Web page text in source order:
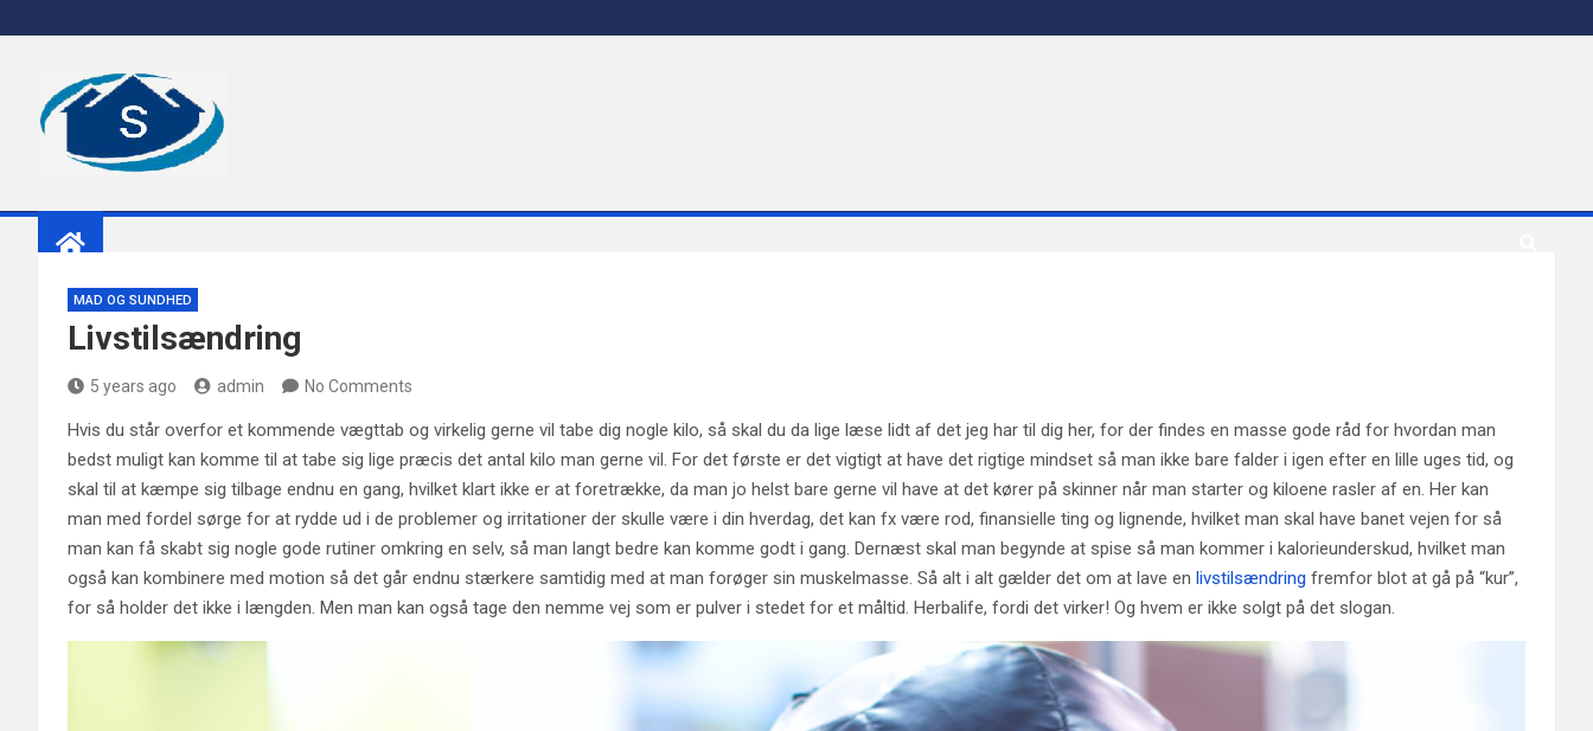
to
sacia
MAD OG SUNDHED
Livstilsændring
5 years ago admin No Comments
Hvis du står overfor et kommende vægttab og virkelig gerne vil tabe dig nogle kilo, så skal du da lige læse lidt af det jeg har til dig her, for der findes en masse gode råd for hvordan man
bedst muligt kan komme til at tabe sig lige præcis det antal kilo man gerne vil. For det første er det vigtigt at have det rigtige mindset så man ikke bare falder i igen efter en lille uges tid, og
skal til at kæmpe sig tilbage endnu en gang, hvilket klart ikke er at foretrække, da man jo helst bare gerne vil have at det kører på skinner når man starter og kiloene rasler af en. Her kan
man med fordel sørge for at rydde ud i de problemer og irritationer der skulle være i din hverdag, det kan fx være rod, finansielle ting og lignende, hvilket man skal have banet vejen for så
man kan få skabt sig nogle gode rutiner omkring en selv, så man langt bedre kan komme godt i gang. Dernæst skal man begynde at spise så man kommer i kalorieunderskud, hvilket man
også kan kombinere med motion så det går endnu stærkere samtidig med at man forøger sin muskelmasse. Så alt i alt gælder det om at lave en livstilsændring fremfor blot at gå på “kur”,
for så holder det ikke i længden. Men man kan også tage den nemme vej som er pulver i stedet for et måltid. Herbalife, fordi det virker! Og hvem er ikke solgt på det slogan.